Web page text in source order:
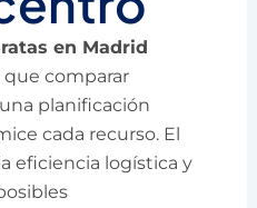
en Madrid
comparar
planificación
cada recurso. El
eficiencia logística y